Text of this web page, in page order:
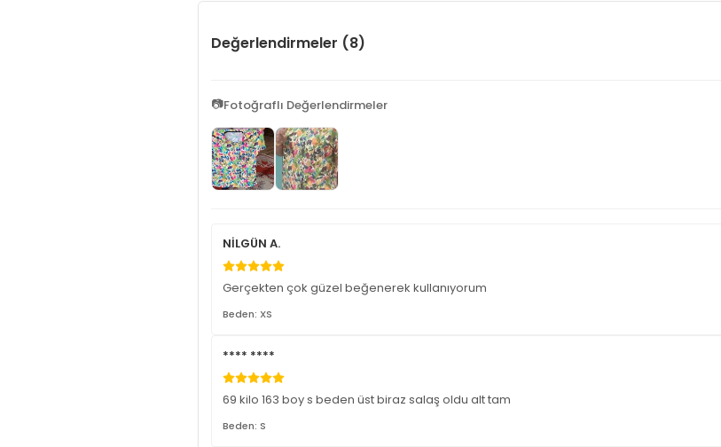
Değerlendirmeler (8)
📷Fotoğraflı Değerlendirmeler
NİLGÜN A.
Gerçekten çok güzel beğenerek kullanıyorum
Beden: XS
**** ****
69 kilo 163 boy s beden üst biraz salaş oldu alt tam
Beden: S